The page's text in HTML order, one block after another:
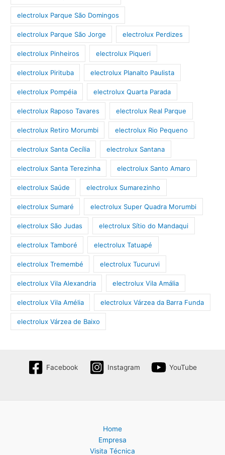
electrolux Parque São Domingos
electrolux Parque São Jorge electrolux Perdizes
electrolux Pinheiros electrolux Piqueri
electrolux Pirituba electrolux Planalto Paulista
electrolux Pompéia electrolux Quarta Parada
electrolux Raposo Tavares electrolux Real Parque
electrolux Retiro Morumbi electrolux Rio Pequeno
electrolux Santa Cecília electrolux Santana
electrolux Santa Terezinha electrolux Santo Amaro
electrolux Saúde electrolux Sumarezinho
electrolux Sumaré electrolux Super Quadra Morumbi
electrolux São Judas electrolux Sítio do Mandaqui
electrolux Tamboré electrolux Tatuapé
electrolux Tremembé electrolux Tucuruvi
electrolux Vila Alexandria electrolux Vila Amália
electrolux Vila Amélia electrolux Várzea da Barra Funda
electrolux Várzea de Baixo
Facebook Instagram YouTube
Home
Empresa
Visita Técnica